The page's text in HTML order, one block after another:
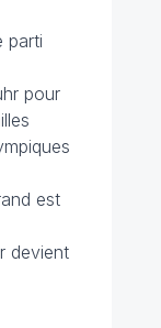
parti
pour
est
devient